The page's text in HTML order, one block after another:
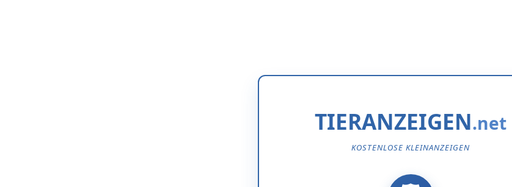
TIERANZEIGEN
KOSTENLOSE KLEINANZEIGEN